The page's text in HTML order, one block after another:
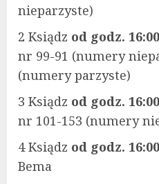
nieparzyste)
2 Ksiądz od godz. 16:00
nr 99-91 (numery
(numery parzyste)
3 Ksiądz od godz. 16:00
nr 101-153 (numery
4 Ksiądz od godz. 16:00
Bema